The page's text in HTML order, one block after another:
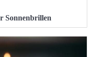
Sonnenbrillen